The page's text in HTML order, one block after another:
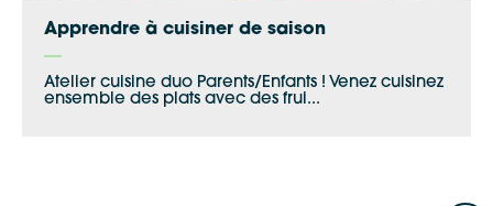
Apprendre à cuisiner de saison
Atelier cuisine duo Parents/Enfants ! Venez cuisinez
ensemble des plats avec des frui...